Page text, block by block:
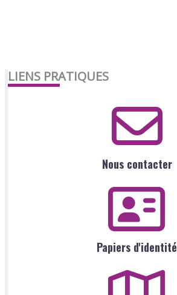
LIENS PRATIQUES
Nous contacter
Papiers d'identité